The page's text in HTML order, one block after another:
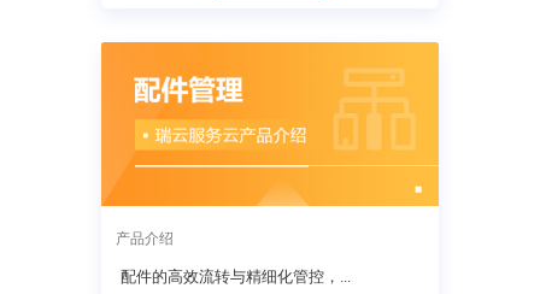
产品介绍
配件的高效流转与精细化管控，...